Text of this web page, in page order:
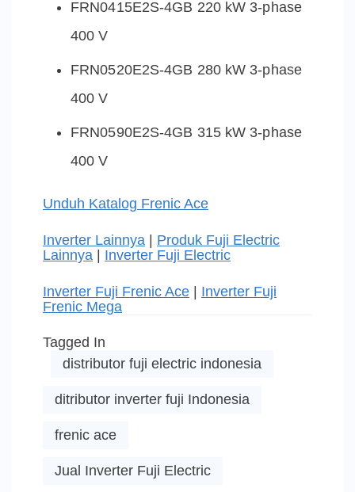
FRN0415E2S-4GB 220 kW 3-phase
400 V
FRN0520E2S-4GB 280 kW 3-phase
400 V
FRN0590E2S-4GB 315 kW 3-phase
400 V
Unduh Katalog Frenic Ace
Inverter Lainnya
Produk Fuji Electric
Lainnya
Inverter Fuji Electric
Inverter Fuji Frenic Ace
Inverter Fuji
Frenic Mega
Tagged In
distributor fuji electric indonesia
ditributor inverter fuji Indonesia
frenic ace
Jual Inverter Fuji Electric